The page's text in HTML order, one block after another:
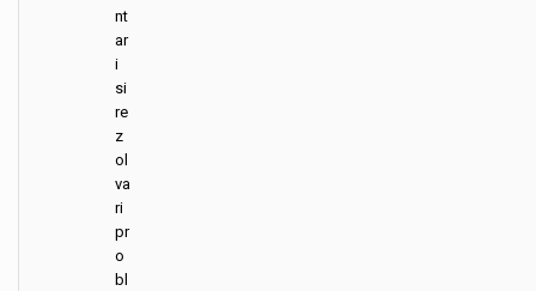
nt
ar
i
si
re
z
ol
va
ri
pr
o
bl